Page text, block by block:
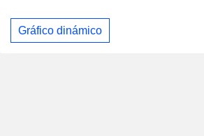
Gráfico dinámico